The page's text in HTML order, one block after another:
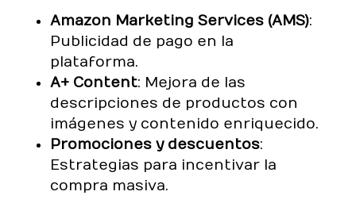
Amazon Marketing Services (AMS):
Publicidad de pago en la
plataforma.
A+ Content: Mejora de las
descripciones de productos con
imágenes y contenido enriquecido.
Promociones y descuentos:
Estrategias para incentivar la
compra masiva.